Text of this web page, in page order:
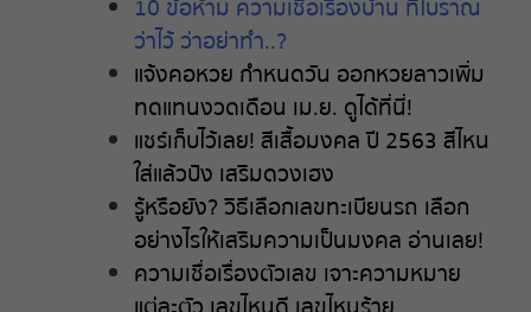
10 ข้อห้าม ความเชื่อเรื่องบ้าน ที่โบราณ
ว่าไว้ ว่าอย่าทำ..?
แจ้งคอหวย กำหนดวัน ออกหวยลาวเพิ่ม
ทดแทนงวดเดือน เม.ย. ดูได้ที่นี่!
แชร์เก็บไว้เลย! สีเสื้อมงคล ปี 2563 สีไหน
ใส่แล้วปัง เสริมดวงเฮง
รู้หรือยัง? วิธีเลือกเลขทะเบียนรถ เลือก
อย่างไรให้เสริมความเป็นมงคล อ่านเลย!
ความเชื่อเรื่องตัวเลข เจาะความหมาย